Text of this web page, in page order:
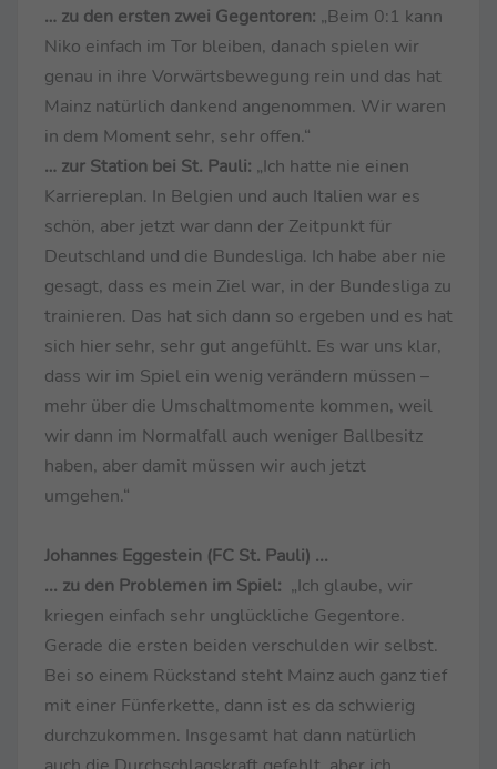
… zu den ersten zwei Gegentoren: „Beim 0:1 kann
Niko einfach im Tor bleiben, danach spielen wir
genau in ihre Vorwärtsbewegung rein und das hat
Mainz natürlich dankend angenommen. Wir waren
in dem Moment sehr, sehr offen.“
… zur Station bei St. Pauli: „Ich hatte nie einen
Karriereplan. In Belgien und auch Italien war es
schön, aber jetzt war dann der Zeitpunkt für
Deutschland und die Bundesliga. Ich habe aber nie
gesagt, dass es mein Ziel war, in der Bundesliga zu
trainieren. Das hat sich dann so ergeben und es hat
sich hier sehr, sehr gut angefühlt. Es war uns klar,
dass wir im Spiel ein wenig verändern müssen –
mehr über die Umschaltmomente kommen, weil
wir dann im Normalfall auch weniger Ballbesitz
haben, aber damit müssen wir auch jetzt
umgehen.“
Johannes Eggestein (FC St. Pauli) ...
... zu den Problemen im Spiel: „Ich glaube, wir
kriegen einfach sehr unglückliche Gegentore.
Gerade die ersten beiden verschulden wir selbst.
Bei so einem Rückstand steht Mainz auch ganz tief
mit einer Fünferkette, dann ist es da schwierig
durchzukommen. Insgesamt hat dann natürlich